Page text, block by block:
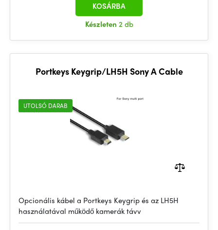
Készleten 2 db
KOSÁRBA
Portkeys Keygrip/LH5H Sony A Cable
UTOLSÓ DARAB
Opcionális kábel a Portkeys Keygrip és az LH5H
használatával működő kamerák távv